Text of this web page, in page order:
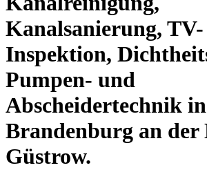
Kanalsanierung, TV-
Inspektion,
Pumpen- und
Abscheidertechnik
Brandenburg an der
Güstrow.